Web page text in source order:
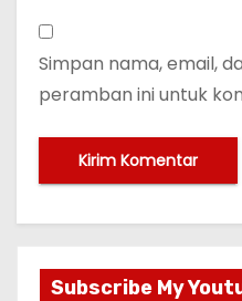
Simpan nama, email,
peramban ini untuk
Subscribe My